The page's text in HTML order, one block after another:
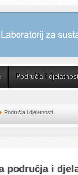
Područja i
Područja i djelatnosti
područja i